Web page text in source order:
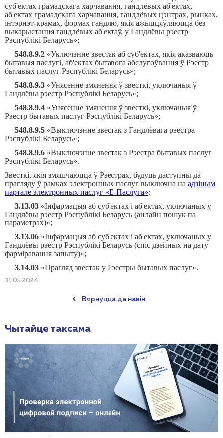
суб'ектах грамадскага харчавання, гандлёвых аб'ектах,
аб'ектах грамадскага харчавання, гандлёвых цэнтрах, рынках,
інтэрнэт-крамах, формах гандлю, якія ажыццяўляюцца без
выкарыстання гандлёвых аб'ектаў, у Гандлёвы рэестр
Рэспублікі Беларусь»;
548.8.9.2 «Уключэнне звестак аб суб'ектах, якія аказваюць
бытавыя паслугі, аб'ектах бытавога абслугоўвання ў Рэестр
бытавых паслуг Рэспублікі Беларусь»;
548.8.9.3 «Унясенне змянення ў звесткі, уключаныя ў
Гандлёвы рэестр Рэспублікі Беларусь»;
548.8.9.4 «Унясенне змянення ў звесткі, уключаныя ў
Рэестр бытавых паслуг Рэспублікі Беларусь»;
548.8.9.5 «Выключэнне звестак з Гандлёвага рэестра
Рэспублікі Беларусь»;
548.8.9.6 «Выключэнне звестак з Рэестра бытавых паслуг
Рэспублікі Беларусь».
Звесткі, якія змяшчаюцца ў Рэестрах, будуць даступны да
прагляду ў рамках электронных паслуг выключна на адзіным
партале электронных паслуг «Е-Паслуга»:
3.13.03 «Інфармацыя аб суб'ектах і аб'ектах, уключаных у
Гандлёвы рэестр Рэспублікі Беларусь (анлайн пошук па
параметрах)»;
3.13.06 «Інфармацыя аб суб'ектах і аб'ектах, уключаных у
Гандлёвы рэестр Рэспублікі Беларусь (спіс дзейных на дату
фарміравання запыту)»;
3.14.03 «Прагляд звестак у Рэестры бытавых паслуг».
31.05.2024
Вярнуцца да навін
Чытайце таксама